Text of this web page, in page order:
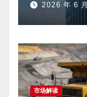
2026 年 6
市场解读